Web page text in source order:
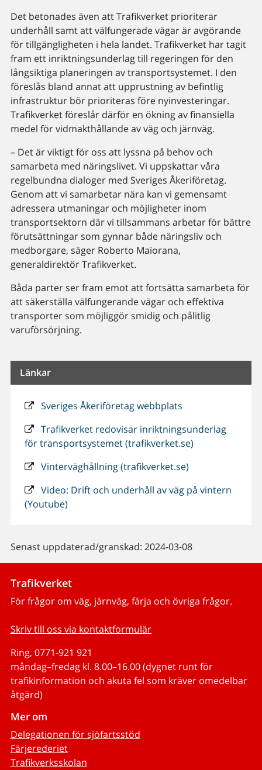
Det betonades även att Trafikverket prioriterar
underhåll samt att välfungerade vägar är avgörande
för tillgängligheten i hela landet. Trafikverket har tagit
fram ett inriktningsunderlag till regeringen för den
långsiktiga planeringen av transportsystemet. I den
föreslås bland annat att upprustning av befintlig
infrastruktur bör prioriteras före nyinvesteringar.
Trafikverket föreslår därför en ökning av finansiella
medel för vidmakthållande av väg och järnväg.
– Det är viktigt för oss att lyssna på behov och
samarbeta med näringslivet. Vi uppskattar våra
regelbundna dialoger med Sveriges Åkeriföretag.
Genom att vi samarbetar nära kan vi gemensamt
adressera utmaningar och möjligheter inom
transportsektorn där vi tillsammans arbetar för bättre
förutsättningar som gynnar både näringsliv och
medborgare, säger Roberto Maiorana,
generaldirektör Trafikverket.
Båda parter ser fram emot att fortsätta samarbeta för
att säkerställa välfungerande vägar och effektiva
transporter som möjliggör smidig och pålitlig
varuförsörjning.
Länkar
Sveriges Åkeriföretag webbplats
Trafikverket redovisar inriktningsunderlag
för transportsystemet (trafikverket.se)
Vinterväghållning (trafikverket.se)
Video: Drift och underhåll av väg på vintern
(Youtube)
Senast uppdaterad/granskad: 2024-03-08
Trafikverket
För frågor om väg, järnväg, färja och övriga frågor.
Skriv till oss via kontaktformulär
Ring, 0771-921 921
måndag–fredag kl. 8.00–16.00 (dygnet runt för
trafikinformation och akuta fel som kräver omedelbar
åtgärd)
Mer om
Delegationen för sjöfartsstöd
Färjerederiet
Trafikverksskolan